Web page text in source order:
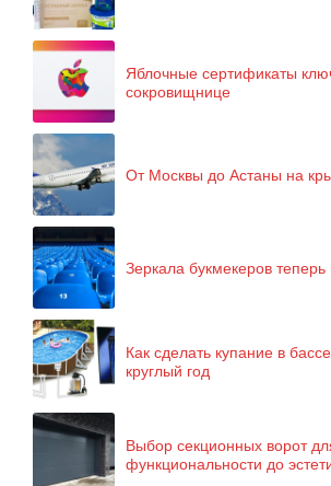
Яблочные сертификаты
сокровищнице
От Москвы до Астаны на
Зеркала букмекеров
Как сделать купание в
круглый год
Выбор секционных ворот
функциональности до